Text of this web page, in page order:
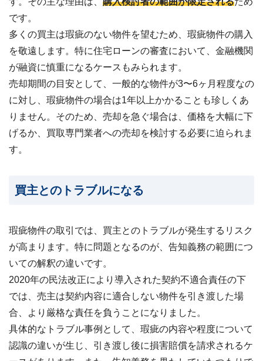
です。
多くの買主は瑕疵のない物件を望むため、瑕疵物件の購入
を敬遠します。特に住宅ローンの審査において、金融機関
が融資に慎重になるケースもみられます。
売却期間の目安として、一般的な物件が3〜6ヶ月程度なの
に対し、瑕疵物件の場合は1年以上かかることも珍しくあ
りません。そのため、売却を急ぐ場合は、価格を大幅に下
げるか、買取専門業者への売却を検討する必要に迫られま
す。
買主とのトラブルになる
瑕疵物件の取引では、買主とのトラブルが発生するリスク
が高まります。特に問題となるのが、告知義務の範囲につ
いての解釈の違いです。
2020年の民法改正により導入された契約不適合責任の下
では、売主は契約内容に適合しない物件を引き渡した場
合、より厳格な責任を負うことになりました。
具体的なトラブル事例として、瑕疵の内容や程度について
認識の違いが生じ、引き渡し後に損害賠償を請求されるケ